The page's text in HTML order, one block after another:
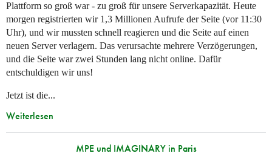
Plattform so groß war - zu groß für unsere Serverkapazität. Heute
morgen registrierten wir 1,3 Millionen Aufrufe der Seite (vor 11:30
Uhr), und wir mussten schnell reagieren und die Seite auf einen
neuen Server verlagern. Das verursachte mehrere Verzögerungen,
und die Seite war zwei Stunden lang nicht online. Dafür
entschuldigen wir uns!
Jetzt ist die...
Weiterlesen
MPE und IMAGINARY in Paris